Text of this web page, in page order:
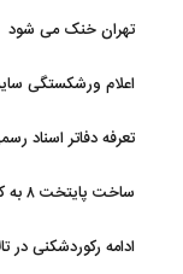
تهران خنک می شود
اعلام ورشکستگی
تعرفه دفاتر اسناد رسمی ۳۰ تا ۳۵ درصد
ساخت پایتخت ۸ به کجا رسید؟
ادامه رکوردشکنی در